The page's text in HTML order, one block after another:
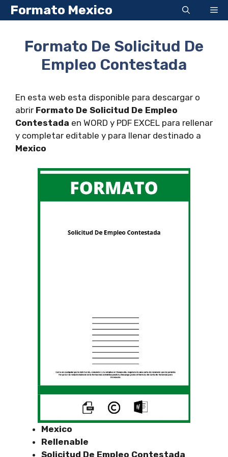
Saltar
al
Formato Mexico
Formato De Solicitud De
Empleo Contestada
En esta web esta disponible para descargar o
abrir Formato De Solicitud De Empleo
Contestada en WORD y PDF EXCEL para rellenar
y completar editable y para llenar destinado a
Mexico
Mexico
Rellenable
Solicitud De Empleo Contestada